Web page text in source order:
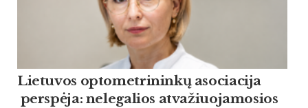
Lietuvos optometrininkų asociacija
perspėja: nelegalios atvažiuojamosios